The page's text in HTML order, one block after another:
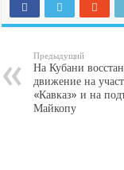
Предыдущий
На Кубани
движение на
«Кавказ» и на
Майкопу